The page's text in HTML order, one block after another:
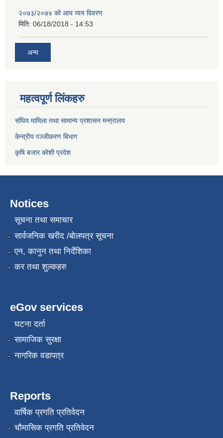
२०७३/२०७४ को आय व्यय विवरण
मिति: 06/18/2018 - 14:53
अन्य
महत्वपूर्ण लिंकहरु
संघिय मामिला तथा सामान्य प्रशासन मन्त्रालय
केन्द्रीय पञ्जीकरण बिभाग
कृषि बजार कोशी प्रदेश
Notices
सूचना तथा समाचार
सार्वजनिक खरीद /बोलपत्र सूचना
एन, कानुन तथा निर्देशिका
कर तथा शुल्कहरु
eGov services
घटना दर्ता
सामाजिक सुरक्षा
नागरिक वडापत्र
Reports
वार्षिक प्रगति प्रतिवेदन
चौमासिक प्रगति प्रतिवेदन